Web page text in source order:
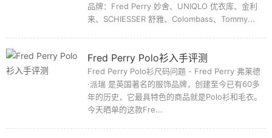
品牌：Fred Perry 妙舍、UNIQLO 优衣库、金利
来、SCHIESSER 舒雅、Colombass、Tommy...
Fred Perry Polo衫入手评测
Fred Perry Polo衫尺码问题 - Fred Perry 弗莱德
·派瑞 是英国著名的服饰品牌，创建至今已有60多
年的历史，它最具特色的商品就是Polo衫和毛衣。
今天晒单的这款Fre...